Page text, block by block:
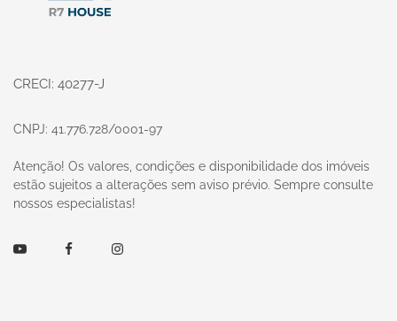
CRECI: 40277-J
CNPJ: 41.776.728/0001-97
Atenção! Os valores, condições e disponibilidade dos imóveis
estão sujeitos a alterações sem aviso prévio. Sempre consulte
nossos especialistas!
Youtube FacebookInstagram